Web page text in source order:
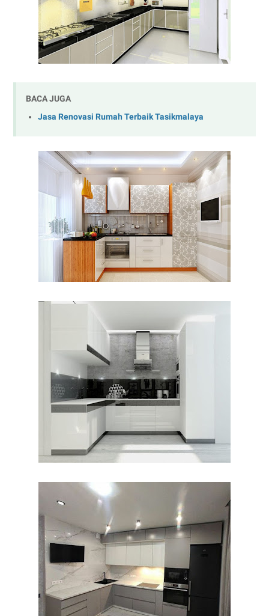
BACA JUGA
Jasa Renovasi Rumah Terbaik Tasikmalaya